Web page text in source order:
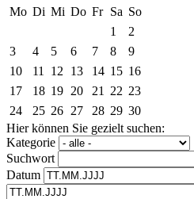
Mo Di Mi Do Fr Sa So
1
2
3
4 5 6 7 8
9
10
11 12 13 14 15 16
17
18 19 20 21 22 23
24
25 26 27 28 29 30
Hier können Sie gezielt suchen:
Kategorie
Suchwort
Datum